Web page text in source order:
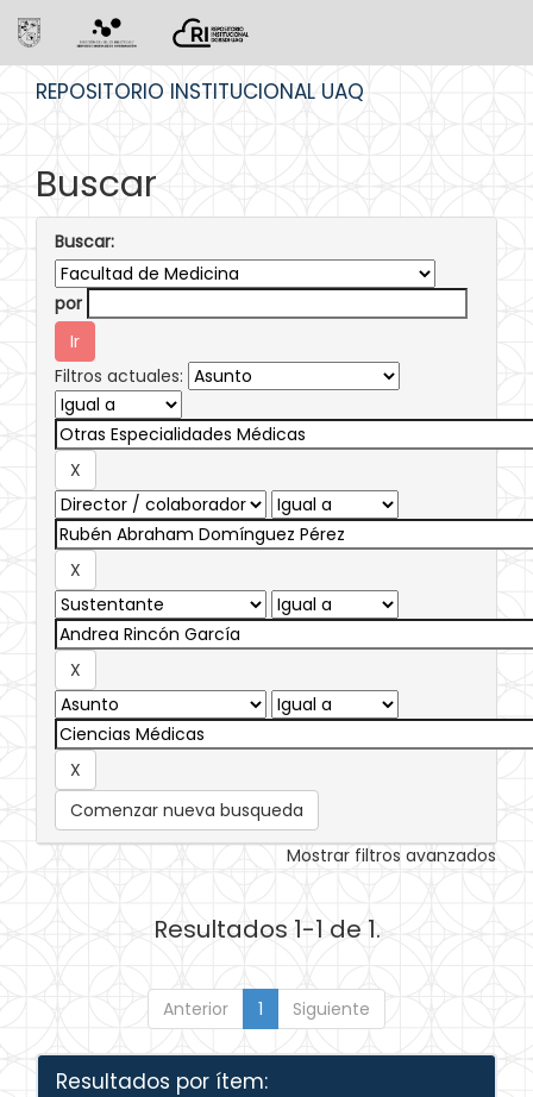
REPOSITORIO INSTITUCIONAL UAQ
Buscar
Buscar:
por
Filtros actuales:
Comenzar nueva busqueda
Mostrar filtros avanzados
Resultados 1-1 de 1.
Anterior 1 Siguiente
Resultados por ítem: